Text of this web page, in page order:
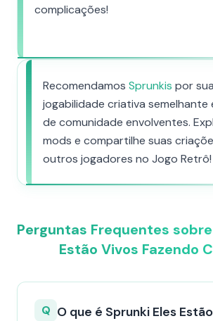
complicações!
Recomendamos Sprunkis por sua
jogabilidade criativa semelhante
de comunidade envolventes.
mods e compartilhe suas
outros jogadores no Jogo Retrô!
Perguntas Frequentes
Estão Vivos Fazendo
Q O que é Sprunki Eles